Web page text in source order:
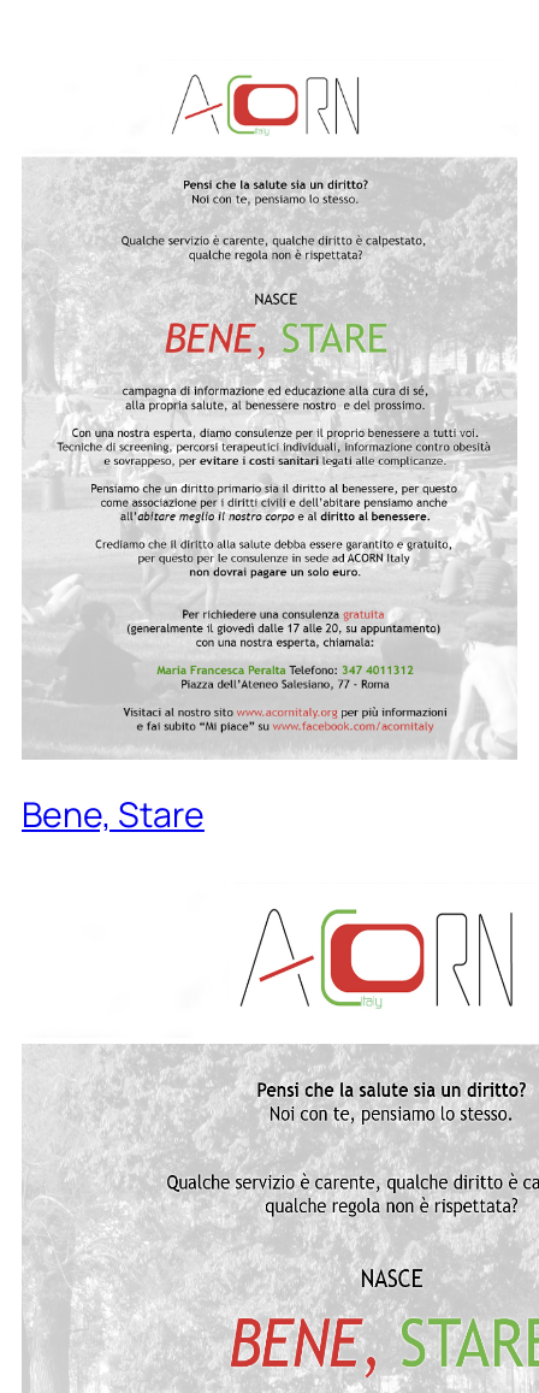
Bene, Stare